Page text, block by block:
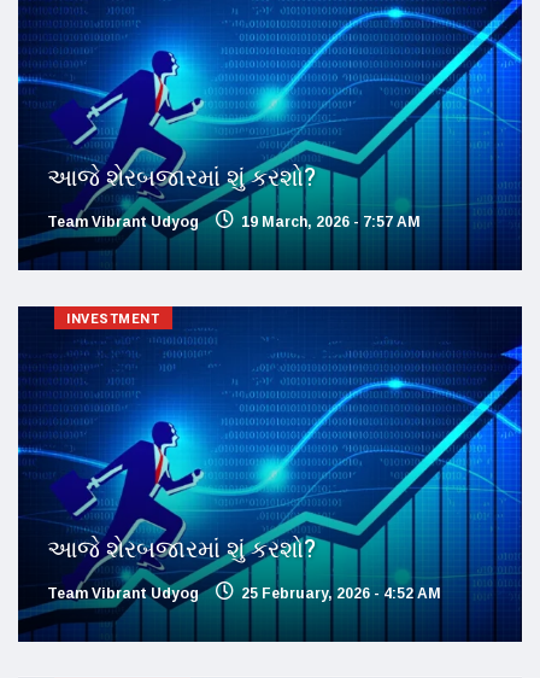
આજે શેરબજારમાં શું કરશો?
Team Vibrant Udyog 19 March, 2026 - 7:57 AM
INVESTMENT
આજે શેરબજારમાં શું કરશો?
Team Vibrant Udyog 25 February, 2026 - 4:52 AM